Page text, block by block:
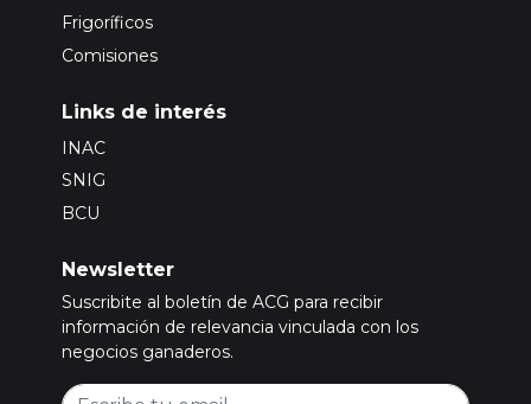
Frigoríficos
Comisiones
Links de interés
INAC
SNIG
BCU
Newsletter
Suscribite al boletín de ACG para recibir
información de relevancia vinculada con los
negocios ganaderos.